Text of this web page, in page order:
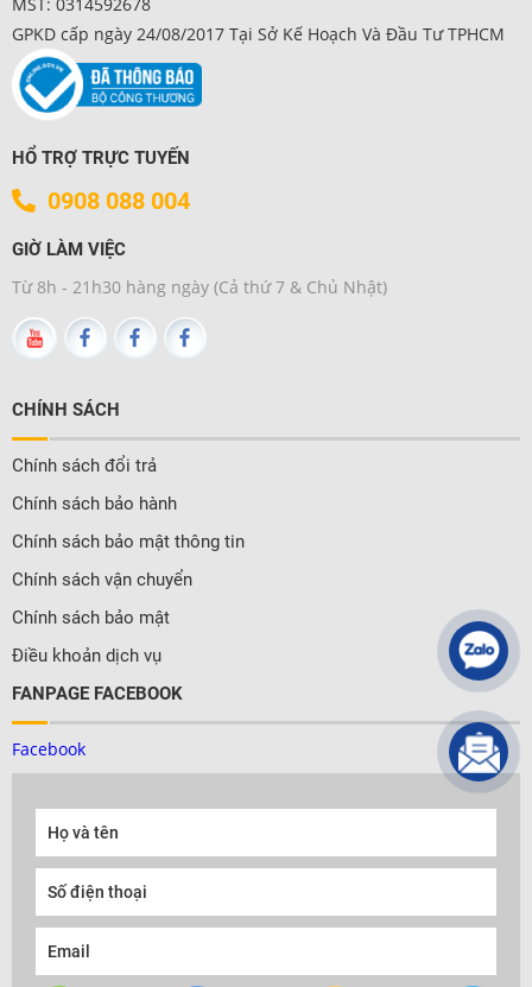
GPKD cấp ngày 24/08/2017 Tại Sở Kế Hoạch Và Đầu Tư TPHCM
HỔ TRỢ TRỰC TUYẾN
0908 088 004
GIỜ LÀM VIỆC
Từ 8h - 21h30 hàng ngày (Cả thứ 7 & Chủ Nhật)
CHÍNH SÁCH
Chính sách đổi trả
Chính sách bảo hành
Chính sách bảo mật thông tin
Chính sách vận chuyển
Chính sách bảo mật
Điều khoản dịch vụ
FANPAGE FACEBOOK
Facebook